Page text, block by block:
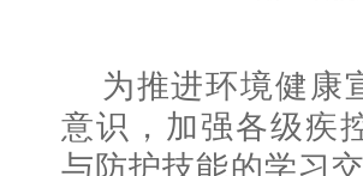
为推进环境健康
意识，加强各级疾
与防护技能的学习